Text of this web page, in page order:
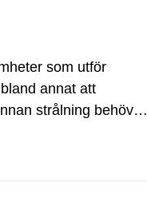
som utför
annat att
strålning behöver